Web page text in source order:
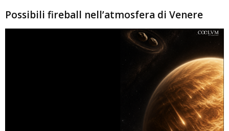
Possibili fireball nell’atmosfera di Venere